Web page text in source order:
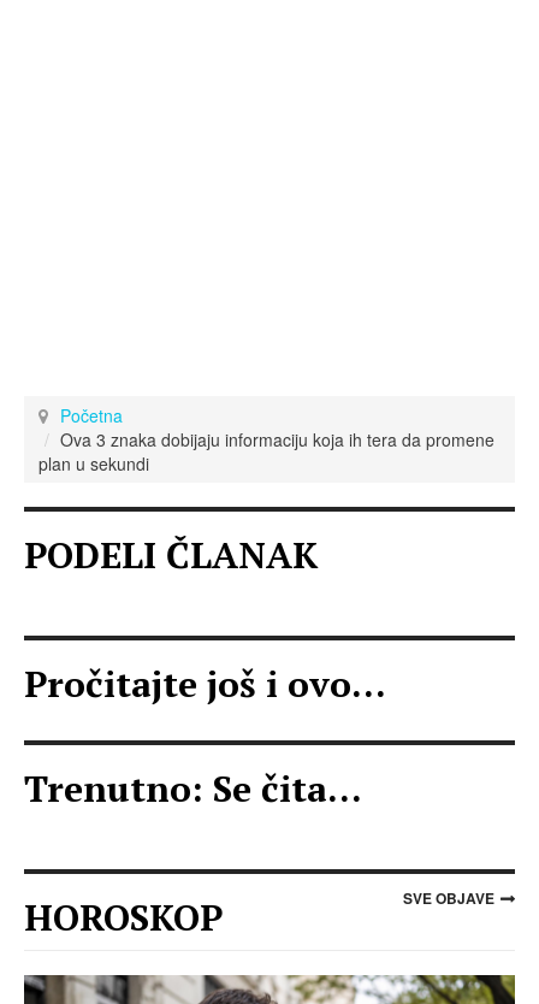
Početna
Ova 3 znaka dobijaju informaciju koja ih tera da promene
plan u sekundi
PODELI ČLANAK
Pročitajte još i ovo...
Trenutno: Se čita...
HOROSKOP SVE OBJAVE